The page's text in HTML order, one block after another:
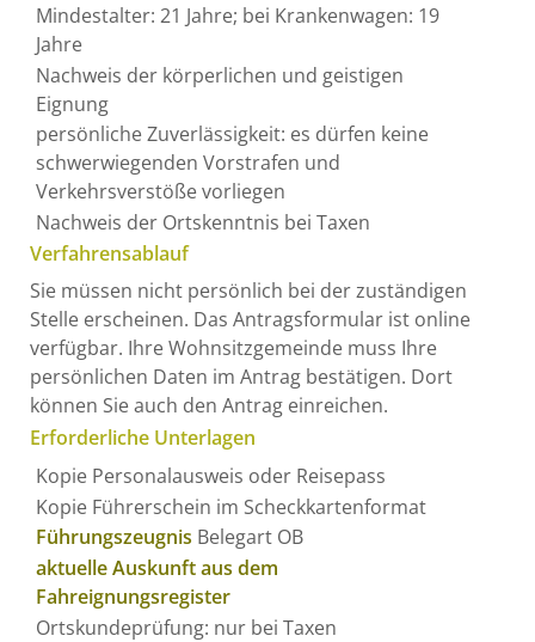
Mindestalter: 21 Jahre; bei Krankenwagen: 19
Jahre
Nachweis der körperlichen und geistigen
Eignung
persönliche Zuverlässigkeit: es dürfen keine
schwerwiegenden Vorstrafen und
Verkehrsverstöße vorliegen
Nachweis der Ortskenntnis bei Taxen
Verfahrensablauf
Sie müssen nicht persönlich bei der zuständigen
Stelle erscheinen. Das Antragsformular ist online
verfügbar. Ihre Wohnsitzgemeinde muss Ihre
persönlichen Daten im Antrag bestätigen. Dort
können Sie auch den Antrag einreichen.
Erforderliche Unterlagen
Kopie Personalausweis oder Reisepass
Kopie Führerschein im Scheckkartenformat
Führungszeugnis Belegart OB
aktuelle Auskunft aus dem
Fahreignungsregister
Ortskundeprüfung: nur bei Taxen